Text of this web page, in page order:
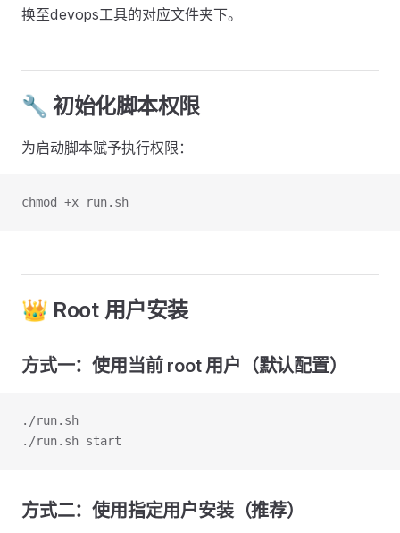
换至devops工具的对应文件夹下。
🔧 初始化脚本权限
为启动脚本赋予执行权限：
chmod +x run.sh
👑 Root 用户安装
方式一：使用当前 root 用户（默认配置）
./run.sh
./run.sh start
方式二：使用指定用户安装（推荐）